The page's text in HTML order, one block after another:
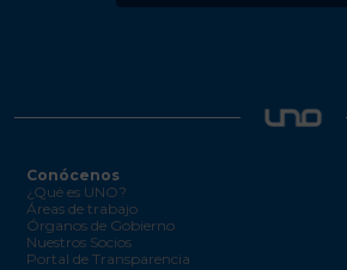
Conócenos
¿Qué es UNO?
Áreas de trabajo
Órganos de Gobierno
Nuestros Socios
Portal de Transparencia